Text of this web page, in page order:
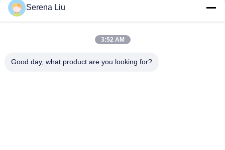
camión móvil de la bomba concreta 6x4 con el sistema
hydráulico los 37m 360HP de Alemania Rexroth
El Portable 47 mide el camión concreto de la bomba de
Serena Liu
3:52 AM
Good day, what product are you looking for?